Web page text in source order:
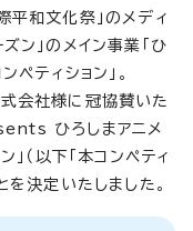
和文化祭」のメディ
ン」のメイン事業「ひ
ティション」。
会社様に冠協賛いた
ひろしまアニメ
（以下「本コンペティ
を決定いたしました。